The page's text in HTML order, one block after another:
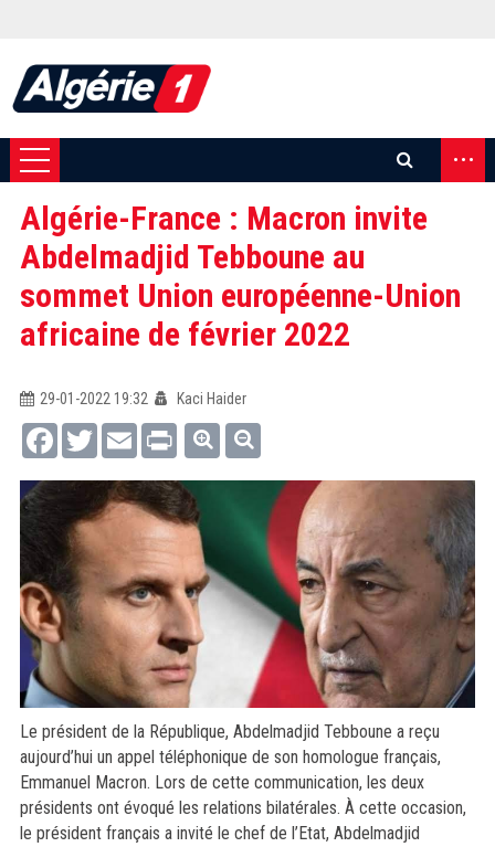
...
Algérie-France : Macron invite
Abdelmadjid Tebboune au
sommet Union européenne-Union
africaine de février 2022
29-01-2022 19:32
Kaci Haider
FacebookTwitterEmail Print
Le président de la République, Abdelmadjid Tebboune a reçu
aujourd’hui un appel téléphonique de son homologue français,
Emmanuel Macron. Lors de cette communication, les deux
présidents ont évoqué les relations bilatérales. À cette occasion,
le président français a invité le chef de l’Etat, Abdelmadjid